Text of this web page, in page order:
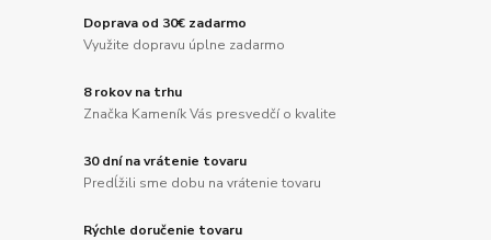
Doprava od 30€ zadarmo
Využite dopravu úplne zadarmo
8 rokov na trhu
Značka Kameník Vás presvedčí o kvalite
30 dní na vrátenie tovaru
Predĺžili sme dobu na vrátenie tovaru
Rýchle doručenie tovaru